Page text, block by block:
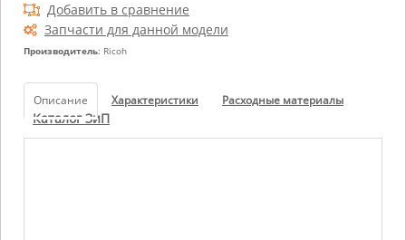
Добавить в сравнение
Запчасти для данной модели
Производитель: Ricoh
Описание Характеристики Расходные материалы
Каталог ЗиП